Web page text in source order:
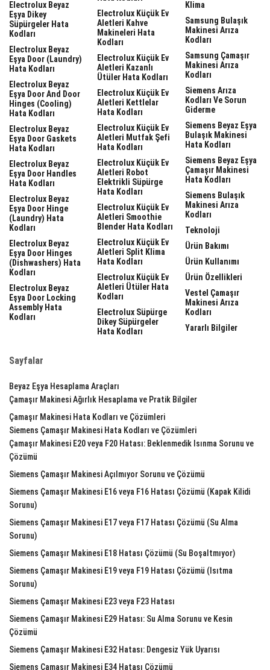
Electrolux Beyaz
Eşya Dikey
Süpürgeler Hata
Kodları
Electrolux Beyaz
Eşya Door (laundry)
Hata Kodları
Electrolux Beyaz
Eşya Door And Door
Hinges (cooling)
Hata Kodları
Electrolux Beyaz
Eşya Door Gaskets
Hata Kodları
Electrolux Beyaz
Eşya Door Handles
Hata Kodları
Electrolux Beyaz
Eşya Door Hinge
(laundry) Hata
Kodları
Electrolux Beyaz
Eşya Door Hinges
(dishwashers) Hata
Kodları
Electrolux Beyaz
Eşya Door Locking
Assembly Hata
Kodları
Electrolux Küçük Ev
Aletleri Kahve
Makineleri Hata
Kodları
Electrolux Küçük Ev
Aletleri Kazanlı
Ütüler Hata Kodları
Electrolux Küçük Ev
Aletleri Kettlelar
Hata Kodları
Electrolux Küçük Ev
Aletleri Mutfak Şefi
Hata Kodları
Electrolux Küçük Ev
Aletleri Robot
Elektrikli Süpürge
Hata Kodları
Electrolux Küçük Ev
Aletleri Smoothie
Blender Hata Kodları
Electrolux Küçük Ev
Aletleri Split Klima
Hata Kodları
Electrolux Küçük Ev
Aletleri Ütüler Hata
Kodları
Electrolux Süpürge
Dikey Süpürgeler
Hata Kodları
Klima
Samsung Bulaşık
Makinesi Arıza
Kodları
Samsung Çamaşır
Makinesi Arıza
Kodları
Siemens Arıza
Kodları Ve Sorun
Giderme
Siemens Beyaz Eşya
Bulaşık Makinesi
Hata Kodları
Siemens Beyaz Eşya
Çamaşır Makinesi
Hata Kodları
Siemens Bulaşık
Makinesi Arıza
Kodları
Teknoloji
Ürün Bakımı
Ürün Kullanımı
Ürün Özellikleri
Vestel Çamaşır
Makinesi Arıza
Kodları
Yararlı Bilgiler
Sayfalar
Beyaz Eşya Hesaplama Araçları
Çamaşır Makinesi Ağırlık Hesaplama ve Pratik Bilgiler
Çamaşır Makinesi Hata Kodları ve Çözümleri
Siemens Çamaşır Makinesi Hata Kodları ve Çözümleri
Çamaşır Makinesi E20 veya F20 Hatası: Beklenmedik Isınma Sorunu ve
Çözümü
Siemens Çamaşır Makinesi Açılmıyor Sorunu ve Çözümü
Siemens Çamaşır Makinesi E16 veya F16 Hatası Çözümü (Kapak Kilidi
Sorunu)
Siemens Çamaşır Makinesi E17 veya F17 Hatası Çözümü (Su Alma
Sorunu)
Siemens Çamaşır Makinesi E18 Hatası Çözümü (Su Boşaltmıyor)
Siemens Çamaşır Makinesi E19 veya F19 Hatası Çözümü (Isıtma
Sorunu)
Siemens Çamaşır Makinesi E23 veya F23 Hatası
Siemens Çamaşır Makinesi E29 Hatası: Su Alma Sorunu ve Kesin
Çözümü
Siemens Çamaşır Makinesi E32 Hatası: Dengesiz Yük Uyarısı
Siemens Çamaşır Makinesi E34 Hatası Çözümü